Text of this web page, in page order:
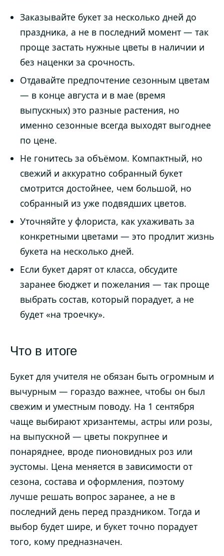
Заказывайте букет за несколько дней до
праздника, а не в последний момент — так
проще застать нужные цветы в наличии и
без наценки за срочность.
Отдавайте предпочтение сезонным цветам
— в конце августа и в мае (время
выпускных) это разные растения, но
именно сезонные всегда выходят выгоднее
по цене.
Не гонитесь за объёмом. Компактный, но
свежий и аккуратно собранный букет
смотрится достойнее, чем большой, но
собранный из уже подвядших цветов.
Уточняйте у флориста, как ухаживать за
конкретными цветами — это продлит жизнь
букета на несколько дней.
Если букет дарят от класса, обсудите
заранее бюджет и пожелания — так проще
выбрать состав, который порадует, а не
будет «на троечку».
Что в итоге
Букет для учителя не обязан быть огромным и
вычурным — гораздо важнее, чтобы он был
свежим и уместным поводу. На 1 сентября
чаще выбирают хризантемы, астры или розы,
на выпускной — цветы покрупнее и
понаряднее, вроде пионовидных роз или
эустомы. Цена меняется в зависимости от
сезона, состава и оформления, поэтому
лучше решать вопрос заранее, а не в
последний день перед праздником. Тогда и
выбор будет шире, и букет точно порадует
того, кому предназначен.